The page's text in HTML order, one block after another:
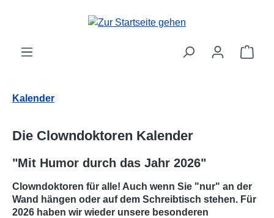
Zum Hauptinhalt springen
Kalender
Die Clowndoktoren Kalender
"Mit Humor durch das Jahr 2026"
Clowndoktoren für alle! Auch wenn Sie "nur" an der
Wand hängen oder auf dem Schreibtisch stehen. Für
2026 haben wir wieder unsere besonderen